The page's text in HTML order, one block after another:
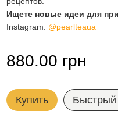
Ищете новые идеи для
Instagram: @pearlteaua
880.00 грн
Купить Быстрый